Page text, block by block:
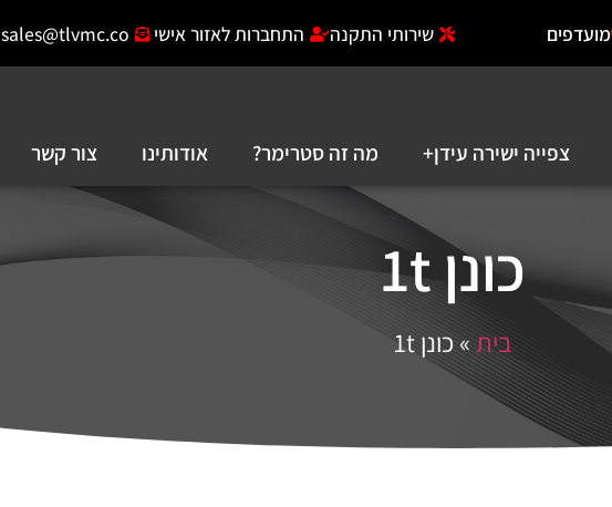
מועדפים שירותי התקנה התחברות לאזור אישי sales@tlvmc.co
צפייה ישירה עידן+ מה זה סטרימר? אודותינו צור קשר
כונן 1t
בית»כונן 1t